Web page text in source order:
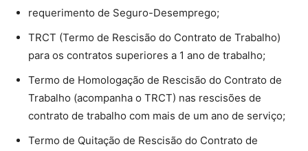
requerimento de Seguro-Desemprego;
TRCT (Termo de Rescisão do Contrato de Trabalho​)
para os contratos superiores a 1 ano de trabalho;
Termo de Homologação de Rescisão do Contrato de
Trabalho (acompanha o TRCT) nas rescisões de
contrato de trabalho com mais de um ano de serviço;
Termo de Quitação de Rescisão do Contrato de